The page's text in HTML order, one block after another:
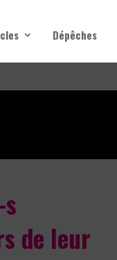
Dépêches
de leur